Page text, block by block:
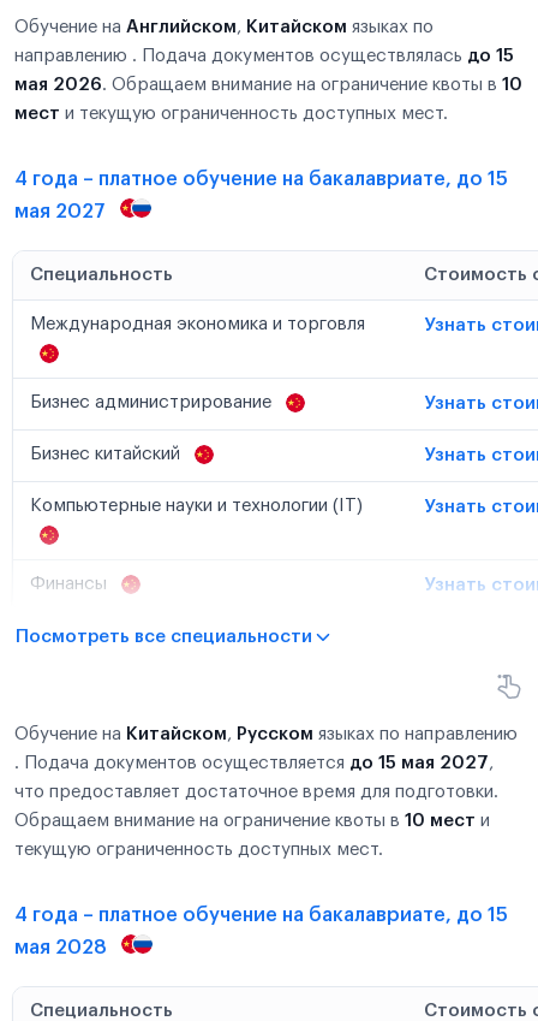
Обучение на Английском, Китайском языках по
направлению . Подача документов осуществлялась до 15
мая 2026. Обращаем внимание на ограничение квоты в 10
мест и текущую ограниченность доступных мест.
4 года – платное обучение на бакалавриате, до 15
мая 2027
Специальность Стоимость
Международная экономика и торговля Узнать
Бизнес администрирование Узнать
Бизнес китайский Узнать
Компьютерные науки и технологии (IT) Узнать
Финансы Узнать
Посмотреть все специальности
Обучение на Китайском, Русском языках по направлению
. Подача документов осуществляется до 15 мая 2027,
что предоставляет достаточное время для подготовки.
Обращаем внимание на ограничение квоты в 10 мест и
текущую ограниченность доступных мест.
4 года – платное обучение на бакалавриате, до 15
мая 2028
Специальность Стоимость